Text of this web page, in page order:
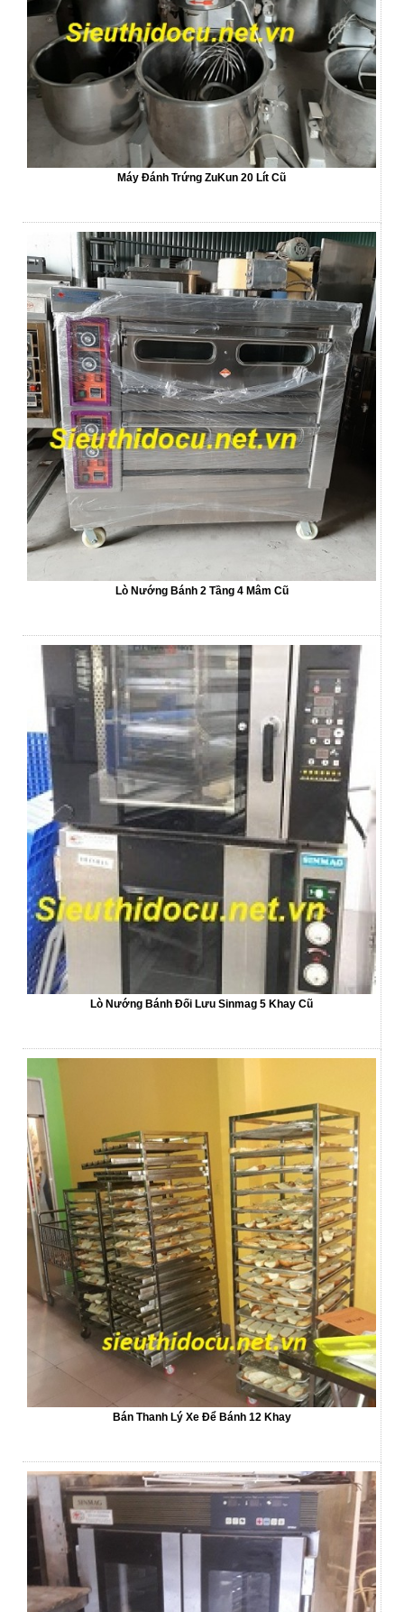
Máy Đánh Trứng ZuKun 20 Lít Cũ
Lò Nướng Bánh 2 Tầng 4 Mâm Cũ
Lò Nướng Bánh Đối Lưu Sinmag 5 Khay Cũ
Bán Thanh Lý Xe Để Bánh 12 Khay